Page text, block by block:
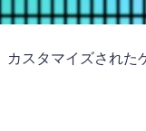
スタマイズされた